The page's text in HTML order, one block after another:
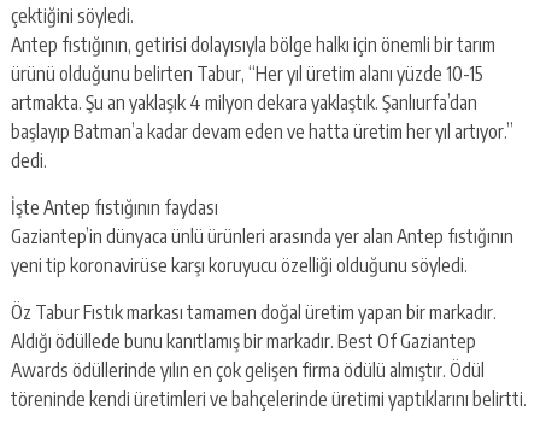
çektiğini söyledi.
Antep fıstığının, getirisi dolayısıyla bölge halkı için önemli bir tarım
ürünü olduğunu belirten Tabur, “Her yıl üretim alanı yüzde 10-15
artmakta. Şu an yaklaşık 4 milyon dekara yaklaştık. Şanlıurfa’dan
başlayıp Batman’a kadar devam eden ve hatta üretim her yıl artıyor.”
dedi.
İşte Antep fıstığının faydası
Gaziantep’in dünyaca ünlü ürünleri arasında yer alan Antep fıstığının
yeni tip koronavirüse karşı koruyucu özelliği olduğunu söyledi.
Öz Tabur Fıstık markası tamamen doğal üretim yapan bir markadır.
Aldığı ödüllede bunu kanıtlamış bir markadır. Best Of Gaziantep
Awards ödüllerinde yılın en çok gelişen firma ödülü almıştır. Ödül
töreninde kendi üretimleri ve bahçelerinde üretimi yaptıklarını belirtti.